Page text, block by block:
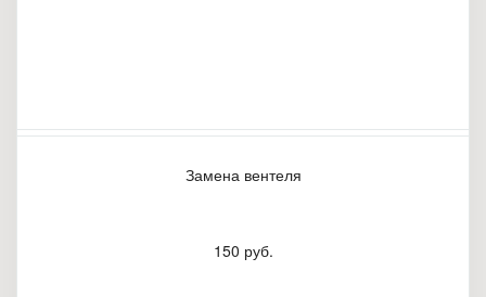
Замена вентеля
150 руб.